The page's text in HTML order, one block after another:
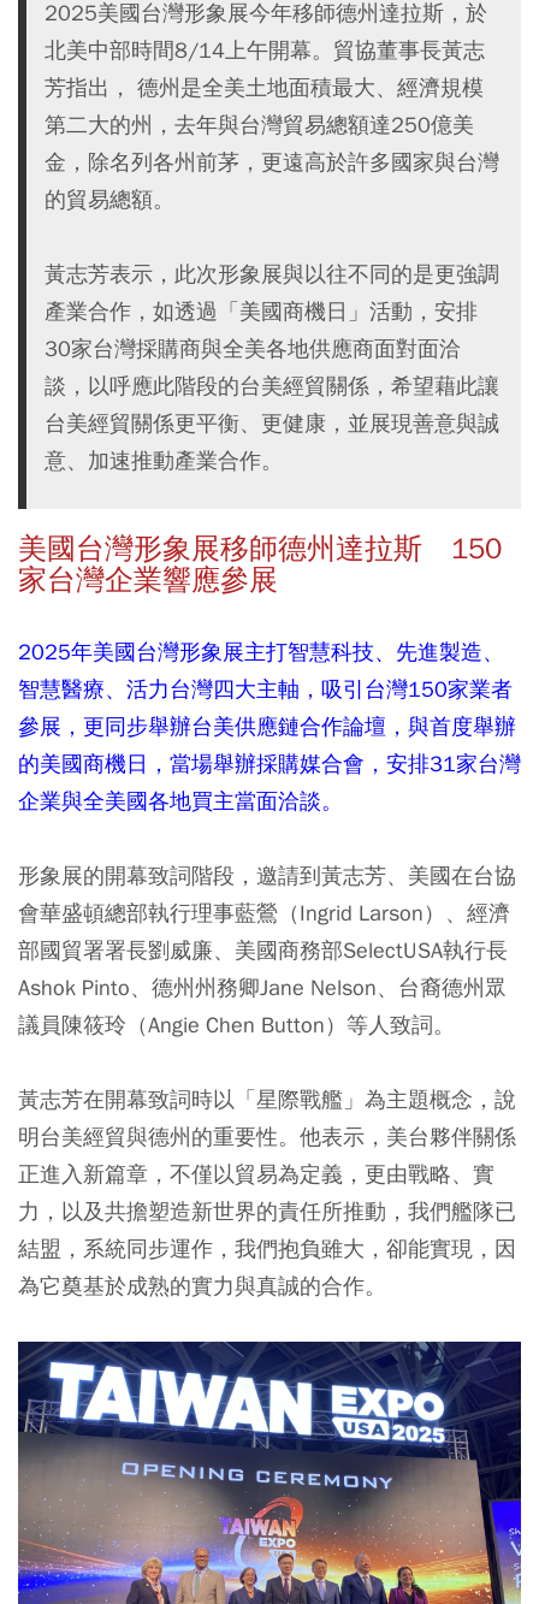
2025美國台灣形象展今年移師德州達拉斯，於
北美中部時間8/14上午開幕。貿協董事長黃志
芳指出， 德州是全美土地面積最大、經濟規模
第二大的州，去年與台灣貿易總額達250億美
金，除名列各州前茅，更遠高於許多國家與台灣
的貿易總額。
黃志芳表示，此次形象展與以往不同的是更強調
產業合作，如透過「美國商機日」活動，安排
30家台灣採購商與全美各地供應商面對面洽
談，以呼應此階段的台美經貿關係，希望藉此讓
台美經貿關係更平衡、更健康，並展現善意與誠
意、加速推動產業合作。
美國台灣形象展移師德州達拉斯 150
家台灣企業響應參展
2025年美國台灣形象展主打智慧科技、先進製造、
智慧醫療、活力台灣四大主軸，吸引台灣150家業者
參展，更同步舉辦台美供應鏈合作論壇，與首度舉辦
的美國商機日，當場舉辦採購媒合會，安排31家台灣
企業與全美國各地買主當面洽談。
形象展的開幕致詞階段，邀請到黃志芳、美國在台協
會華盛頓總部執行理事藍鶯（Ingrid Larson）、經濟
部國貿署署長劉威廉、美國商務部SelectUSA執行長
Ashok Pinto、德州州務卿Jane Nelson、台裔德州眾
議員陳筱玲（Angie Chen Button）等人致詞。
黃志芳在開幕致詞時以「星際戰艦」為主題概念，說
明台美經貿與德州的重要性。他表示，美台夥伴關係
正進入新篇章，不僅以貿易為定義，更由戰略、實
力，以及共擔塑造新世界的責任所推動，我們艦隊已
結盟，系統同步運作，我們抱負雖大，卻能實現，因
為它奠基於成熟的實力與真誠的合作。